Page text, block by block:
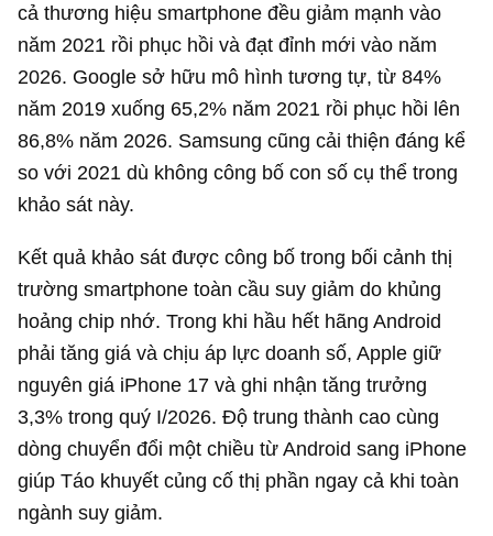
cả thương hiệu smartphone đều giảm mạnh vào
năm 2021 rồi phục hồi và đạt đỉnh mới vào năm
2026. Google sở hữu mô hình tương tự, từ 84%
năm 2019 xuống 65,2% năm 2021 rồi phục hồi lên
86,8% năm 2026. Samsung cũng cải thiện đáng kể
so với 2021 dù không công bố con số cụ thể trong
khảo sát này.
Kết quả khảo sát được công bố trong bối cảnh thị
trường smartphone toàn cầu suy giảm do khủng
hoảng chip nhớ. Trong khi hầu hết hãng Android
phải tăng giá và chịu áp lực doanh số, Apple giữ
nguyên giá iPhone 17 và ghi nhận tăng trưởng
3,3% trong quý I/2026. Độ trung thành cao cùng
dòng chuyển đổi một chiều từ Android sang iPhone
giúp Táo khuyết củng cố thị phần ngay cả khi toàn
ngành suy giảm.